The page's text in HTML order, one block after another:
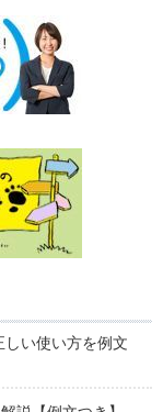
しい使い方を例文